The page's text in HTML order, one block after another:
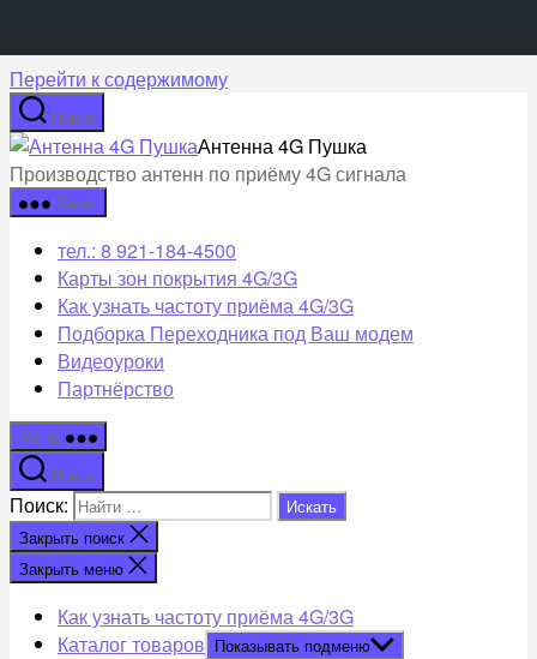
Перейти к содержимому
Поиск
Антенна 4G Пушка
Производство антенн по приёму 4G сигнала
Меню
тел.: 8 921-184-4500
Карты зон покрытия 4G/3G
Как узнать частоту приёма 4G/3G
Подборка Переходника под Ваш модем
Видеоуроки
Партнёрство
Меню
Поиск
Поиск:
Закрыть поиск
Закрыть меню
Как узнать частоту приёма 4G/3G
Каталог товаров Показывать подменю